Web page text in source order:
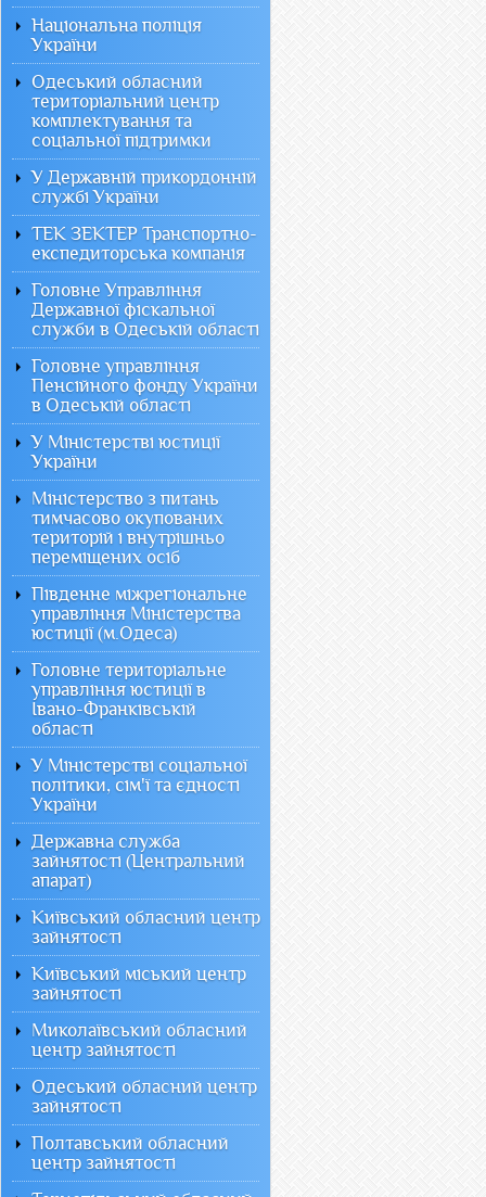
Національна поліція
України
Одеський обласний
територіальний центр
комплектування та
соціальної підтримки
У Державній прикордонній
службі України
ТЕК ЗЕКТЕР Транспортно-
експедиторська компанія
Головне Управління
Державної фіскальної
служби в Одеській області
Головне управління
Пенсійного фонду України
в Одеській області
У Міністерстві юстиції
України
Міністерство з питань
тимчасово окупованих
територій і внутрішньо
переміщених осіб
Південне міжрегіональне
управління Міністерства
юстиції (м.Одеса)
Головне територіальне
управління юстиції в
Івано-Франківській
області
У Міністерстві соціальної
політики, сім'ї та єдності
України
Державна служба
зайнятості (Центральний
апарат)
Київський обласний центр
зайнятості
Київський міський центр
зайнятості
Миколаївський обласний
центр зайнятості
Одеський обласний центр
зайнятості
Полтавський обласний
центр зайнятості